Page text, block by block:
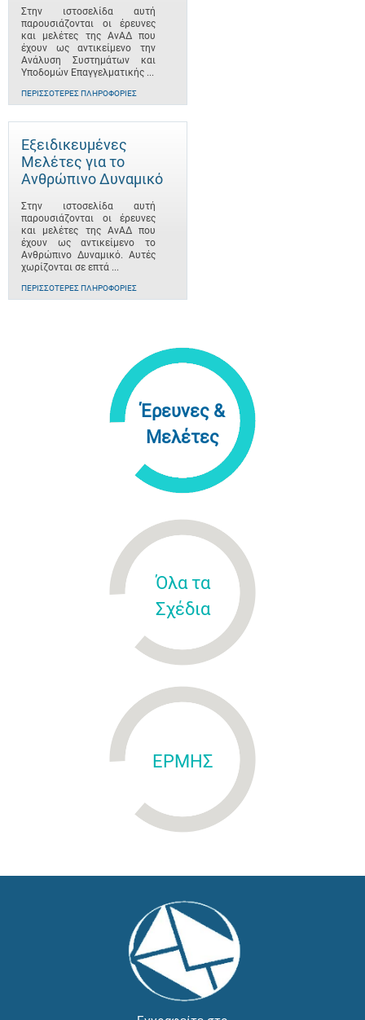
Στην ιστοσελίδα αυτή
παρουσιάζονται οι έρευνες
και μελέτες της ΑνΑΔ που
έχουν ως αντικείμενο την
Ανάλυση Συστημάτων και
Υποδομών Επαγγελματικής ...
ΠΕΡΙΣΣΌΤΕΡΕΣ ΠΛΗΡΟΦΟΡΊΕΣ
Εξειδικευμένες
Μελέτες για το
Ανθρώπινο Δυναμικό
Στην ιστοσελίδα αυτή
παρουσιάζονται οι έρευνες
και μελέτες της ΑνΑΔ που
έχουν ως αντικείμενο το
Ανθρώπινο Δυναμικό. Αυτές
χωρίζονται σε επτά ...
ΠΕΡΙΣΣΌΤΕΡΕΣ ΠΛΗΡΟΦΟΡΊΕΣ
Έρευνες &
Μελέτες
Όλα τα
Σχέδια
ΕΡΜΗΣ